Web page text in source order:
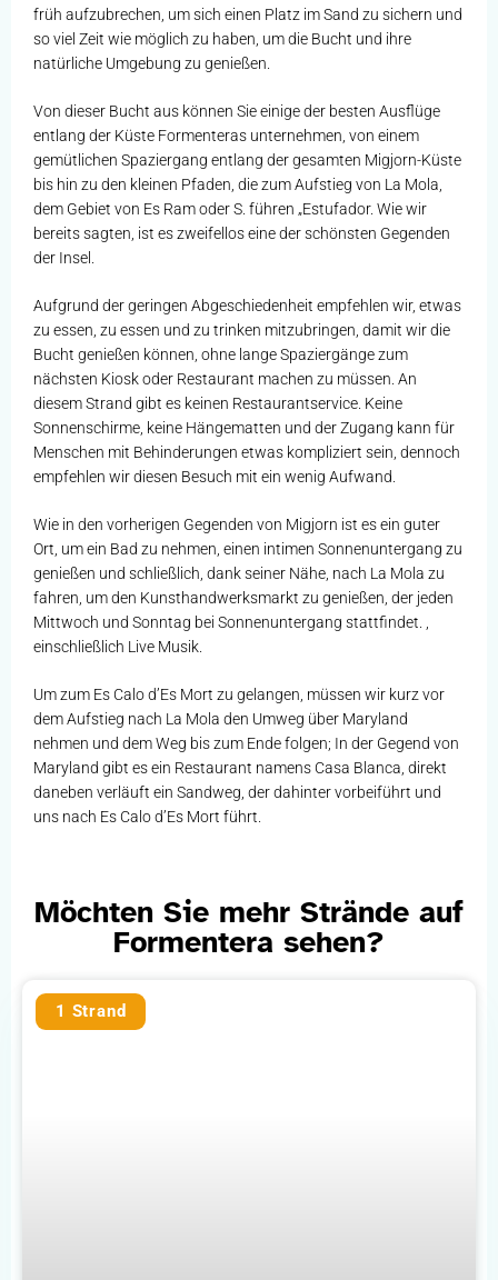
früh aufzubrechen, um sich einen Platz im Sand zu sichern und
so viel Zeit wie möglich zu haben, um die Bucht und ihre
natürliche Umgebung zu genießen.
Von dieser Bucht aus können Sie einige der besten Ausflüge
entlang der Küste Formenteras unternehmen, von einem
gemütlichen Spaziergang entlang der gesamten Migjorn-Küste
bis hin zu den kleinen Pfaden, die zum Aufstieg von La Mola,
dem Gebiet von Es Ram oder S. führen „Estufador. Wie wir
bereits sagten, ist es zweifellos eine der schönsten Gegenden
der Insel.
Aufgrund der geringen Abgeschiedenheit empfehlen wir, etwas
zu essen, zu essen und zu trinken mitzubringen, damit wir die
Bucht genießen können, ohne lange Spaziergänge zum
nächsten Kiosk oder Restaurant machen zu müssen. An
diesem Strand gibt es keinen Restaurantservice. Keine
Sonnenschirme, keine Hängematten und der Zugang kann für
Menschen mit Behinderungen etwas kompliziert sein, dennoch
empfehlen wir diesen Besuch mit ein wenig Aufwand.
Wie in den vorherigen Gegenden von Migjorn ist es ein guter
Ort, um ein Bad zu nehmen, einen intimen Sonnenuntergang zu
genießen und schließlich, dank seiner Nähe, nach La Mola zu
fahren, um den Kunsthandwerksmarkt zu genießen, der jeden
Mittwoch und Sonntag bei Sonnenuntergang stattfindet. ,
einschließlich Live Musik.
Um zum Es Calo d’Es Mort zu gelangen, müssen wir kurz vor
dem Aufstieg nach La Mola den Umweg über Maryland
nehmen und dem Weg bis zum Ende folgen; In der Gegend von
Maryland gibt es ein Restaurant namens Casa Blanca, direkt
daneben verläuft ein Sandweg, der dahinter vorbeiführt und
uns nach Es Calo d’Es Mort führt.
Möchten Sie mehr Strände auf
Formentera sehen?
1 Strand